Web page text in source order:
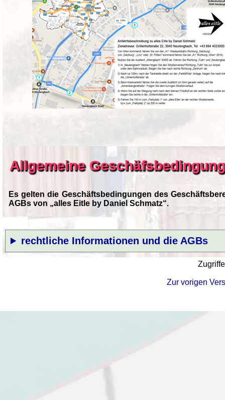
Allgemeine
Es gelten die Geschäftsbedingungen des
AGBs von „alles Eitle by Daniel Schmatz“.
rechtliche Informationen und die AGBs
Zur vorigen